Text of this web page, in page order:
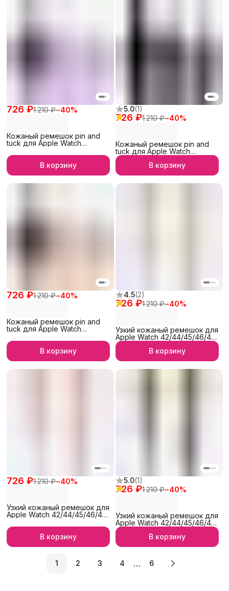
726 ₽1 210 ₽−40%
Кожаный ремешок pin and
tuck для Apple Watch
(Фиолетовый)
В корзину
5.0(1)
726 ₽1 210 ₽−40%
Кожаный ремешок pin and
tuck для Apple Watch
42/44/45/46/49 мм, iGrape
В корзину
726 ₽1 210 ₽−40%
Кожаный ремешок pin and
tuck для Apple Watch
(Бежевый)
В корзину
4.5(2)
726 ₽1 210 ₽−40%
Узкий кожаный ремешок для
Apple Watch 42/44/45/46/49
мм, iGrape (Светло-
коричневый)В корзину
726 ₽1 210 ₽−40%
Узкий кожаный ремешок для
Apple Watch 42/44/45/46/49
В корзину
5.0(1)
726 ₽1 210 ₽−40%
Узкий кожаный ремешок для
Apple Watch 42/44/45/46/49
мм, iGrape (Коричневый)
В корзину
1 2 3 4 … 6